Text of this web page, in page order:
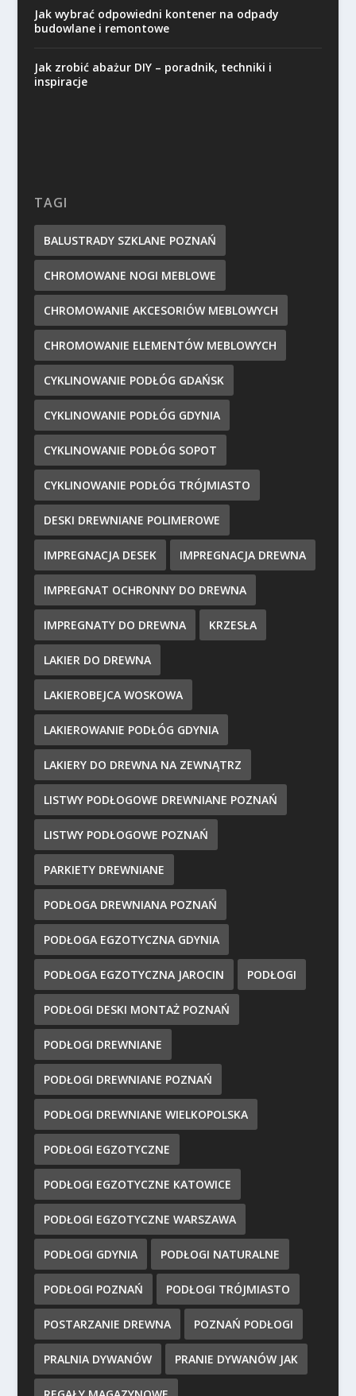
Jak wybrać odpowiedni kontener na odpady
budowlane i remontowe
Jak zrobić abażur DIY – poradnik, techniki i
inspiracje
TAGI
BALUSTRADY SZKLANE POZNAŃ
CHROMOWANE NOGI MEBLOWE
CHROMOWANIE AKCESORIÓW MEBLOWYCH
CHROMOWANIE ELEMENTÓW MEBLOWYCH
CYKLINOWANIE PODŁÓG GDAŃSK
CYKLINOWANIE PODŁÓG GDYNIA
CYKLINOWANIE PODŁÓG SOPOT
CYKLINOWANIE PODŁÓG TRÓJMIASTO
DESKI DREWNIANE POLIMEROWE
IMPREGNACJA DESEK IMPREGNACJA DREWNA
IMPREGNAT OCHRONNY DO DREWNA
IMPREGNATY DO DREWNA KRZESŁA
LAKIER DO DREWNA
LAKIEROBEJCA WOSKOWA
LAKIEROWANIE PODŁÓG GDYNIA
LAKIERY DO DREWNA NA ZEWNĄTRZ
LISTWY PODŁOGOWE DREWNIANE POZNAŃ
LISTWY PODŁOGOWE POZNAŃ
PARKIETY DREWNIANE
PODŁOGA DREWNIANA POZNAŃ
PODŁOGA EGZOTYCZNA GDYNIA
PODŁOGA EGZOTYCZNA JAROCIN PODŁOGI
PODŁOGI DESKI MONTAŻ POZNAŃ
PODŁOGI DREWNIANE
PODŁOGI DREWNIANE POZNAŃ
PODŁOGI DREWNIANE WIELKOPOLSKA
PODŁOGI EGZOTYCZNE
PODŁOGI EGZOTYCZNE KATOWICE
PODŁOGI EGZOTYCZNE WARSZAWA
PODŁOGI GDYNIA PODŁOGI NATURALNE
PODŁOGI POZNAŃ PODŁOGI TRÓJMIASTO
POSTARZANIE DREWNA POZNAŃ PODŁOGI
PRALNIA DYWANÓW PRANIE DYWANÓW JAK